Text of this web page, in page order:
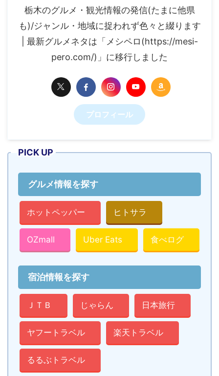
栃木のグルメ・観光情報の発信(たまに他県
も)/ジャンル・地域に捉われず色々と綴ります
| 最新グルメネタは「メシペロ(https://mesi-
pero.com/)」に移行しました
プロフィール
PICK UP
グルメ情報を探す
ホットペッパー ヒトサラ
OZmall Uber Eats 食べログ
宿泊情報を探す
ＪＴＢ じゃらん 日本旅行
ヤフートラベル 楽天トラベル
るるぶトラベル